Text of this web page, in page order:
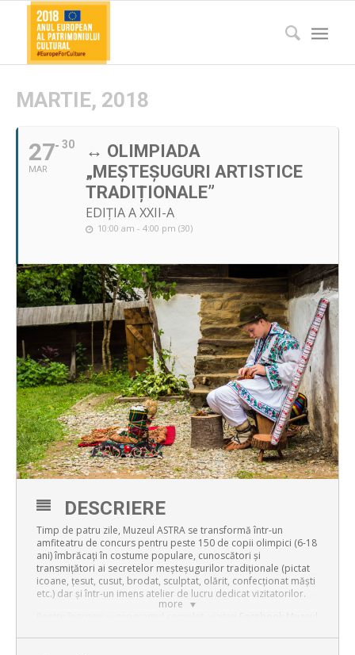
MARTIE, 2018
27
MAR
30
↔ OLIMPIADA
„MEȘTEȘUGURI ARTISTICE
TRADIȚIONALE”
EDIȚIA A XXII-A
10:00 am - 4:00 pm (30)
more
DESCRIERE
Timp de patru zile, Muzeul ASTRA se transformă într-un
amfiteatru de concurs pentru peste 150 de copii olimpici (6-18
ani) îmbrăcați în costume populare, cunoscători și
transmițători ai secretelor meşteşugurilor tradiţionale (pictat
icoane, ţesut, cusut, brodat, sculptat, olărit, confecţionat măşti
etc.) dar şi într-un imens atelier de lucru dedicat vizitatorilor.